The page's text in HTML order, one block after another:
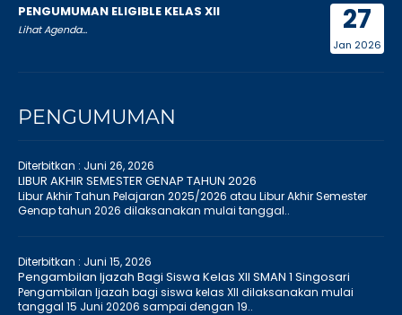
27
Jan 2026
PENGUMUMAN ELIGIBLE KELAS XII
Lihat Agenda...
PENGUMUMAN
Diterbitkan : Juni 26, 2026
LIBUR AKHIR SEMESTER GENAP TAHUN 2026
Libur Akhir Tahun Pelajaran 2025/2026 atau Libur Akhir Semester
Genap tahun 2026 dilaksanakan mulai tanggal..
Diterbitkan : Juni 15, 2026
Pengambilan Ijazah Bagi Siswa Kelas XII SMAN 1 Singosari
Pengambilan Ijazah bagi siswa kelas XII dilaksanakan mulai
tanggal 15 Juni 20206 sampai dengan 19..